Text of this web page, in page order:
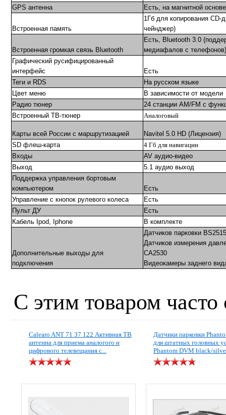
GPS антенна Есть, на магнитной основе
Встроенная память
1Гб для копирования CD-
чейнджер)
Встроенная громкая связь Bluetooth
Есть, Bluetooth 3.0
медиафалов с телефонов)
Графический русифицированный
интерфейс
Есть
Теги и RDS
На русском языке
Цвет меню
В зависимости от модели
Радио тюнер
24 станции AM/FM с
Встроенный ТВ-тюнер
Аналоговый
Карты всей России с маршрутизацией
Navitel 5.0 HD (Лицензия)
SD флеш-карта
4 Гб для навигации
Входы
AV аудио-видео
Выход
5.1 аудио выход
Поддержка управления бортовым
компьютером
Есть
Управление с кнопок рулевого колеса
Есть
Пульт ДУ
Есть
Кабель Ipod, Iphone
В комплекте
Дополнительные выходы для
подключения
Датчиков парковки BS2515
Датчиков измерения
CA2530
Видеокамеры заднего
С этим товаром часто
Calearo ANT 71 37 122 Активная ТВ
антенна для приема аналогого и
цифрового телевещания c...
Датчики парковки
для штатных головных
Phantom DVM black/